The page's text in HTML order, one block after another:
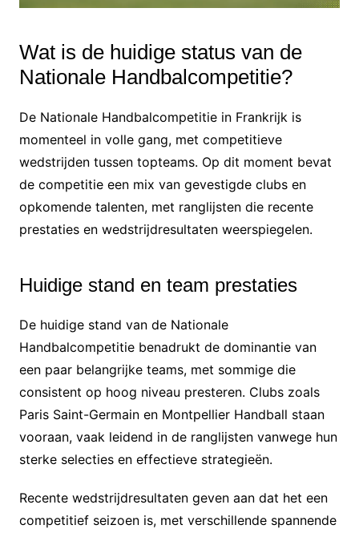
Wat is de huidige status van de
Nationale Handbalcompetitie?
De Nationale Handbalcompetitie in Frankrijk is
momenteel in volle gang, met competitieve
wedstrijden tussen topteams. Op dit moment bevat
de competitie een mix van gevestigde clubs en
opkomende talenten, met ranglijsten die recente
prestaties en wedstrijdresultaten weerspiegelen.
Huidige stand en team prestaties
De huidige stand van de Nationale
Handbalcompetitie benadrukt de dominantie van
een paar belangrijke teams, met sommige die
consistent op hoog niveau presteren. Clubs zoals
Paris Saint-Germain en Montpellier Handball staan
vooraan, vaak leidend in de ranglijsten vanwege hun
sterke selecties en effectieve strategieën.
Recente wedstrijdresultaten geven aan dat het een
competitief seizoen is, met verschillende spannende